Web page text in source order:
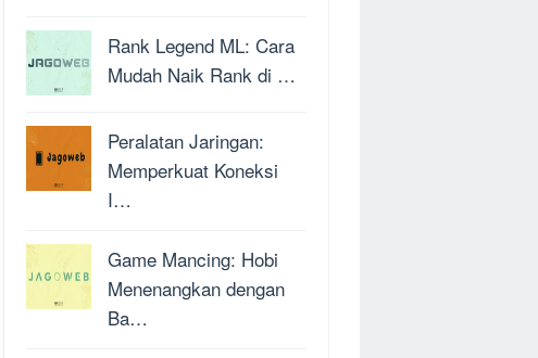
Rank Legend ML: Cara
Mudah Naik Rank di …
Peralatan Jaringan:
Memperkuat Koneksi
I…
Game Mancing: Hobi
Menenangkan dengan
Ba…